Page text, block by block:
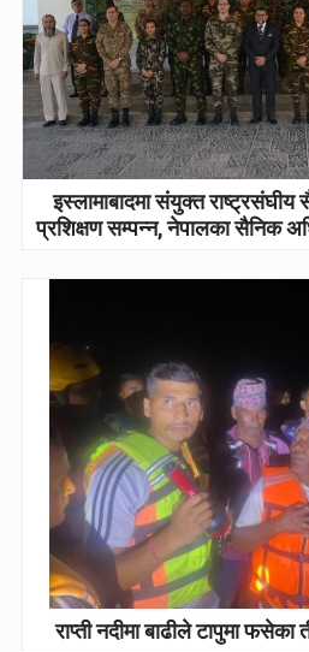
इस्लामाबादमा संयुक्त राष्ट्रसंघीय
प्रशिक्षण सम्पन्न, नेपालका सैनिक
राप्ती नदीमा बाढीले टापुमा